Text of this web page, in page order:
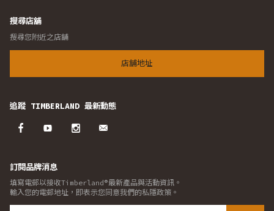
搜尋店舖
搜尋您附近之店舖
店舖地址
追蹤 TIMBERLAND 最新動態
訂閱品牌消息
填寫電郵以接收Timberland®最新產品與活動資訊。
輸入您的電郵地址，即表示您同意我們的私隱政策。